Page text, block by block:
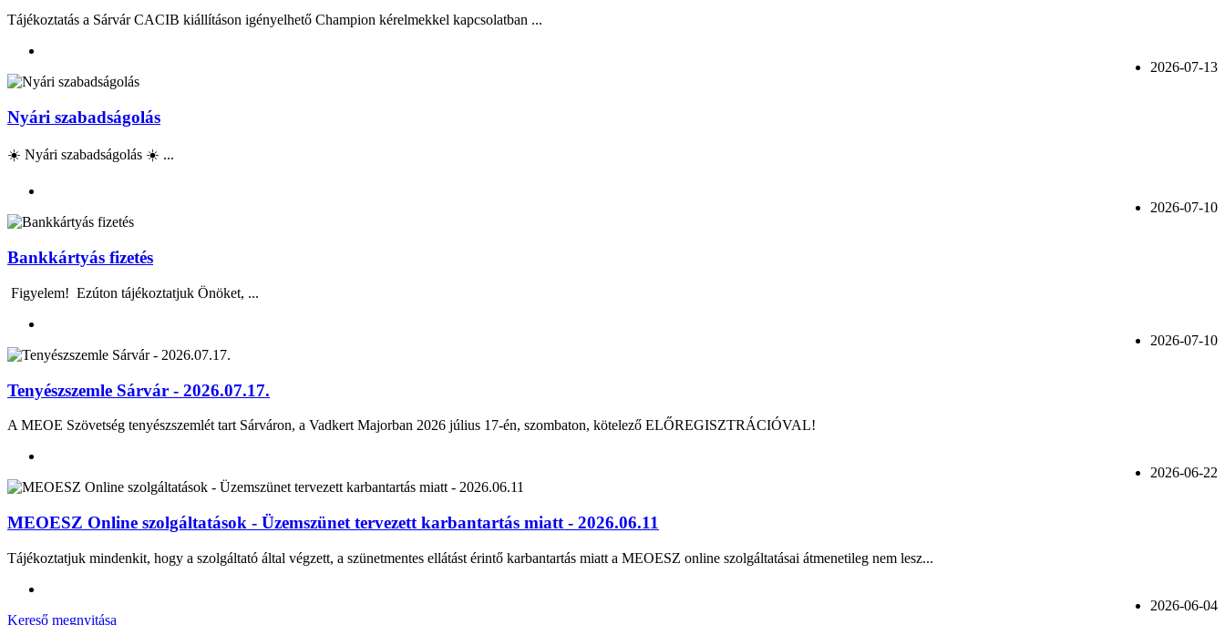
Tájékoztatás a Sárvár CACIB kiállításon igényelhető Champion kérelmekkel kapcsolatban ...
2026-07-13
Nyári szabadságolás
☀️ Nyári szabadságolás ☀️ ...
2026-07-10
Bankkártyás fizetés
Figyelem! Ezúton tájékoztatjuk Önöket, ...
2026-07-10
Tenyészszemle Sárvár - 2026.07.17.
A MEOE Szövetség tenyészszemlét tart Sárváron, a Vadkert Majorban 2026 július 17-én, szombaton, kötelező ELŐREGISZTRÁCIÓVAL!
2026-06-22
MEOESZ Online szolgáltatások - Üzemszünet tervezett karbantartás miatt - 2026.06.11
Tájékoztatjuk mindenkit, hogy a szolgáltató által végzett, a szünetmentes ellátást érintő karbantartás miatt a MEOESZ online szolgáltatásai átmenetileg nem lesz...
2026-06-04
Kereső megnyitása